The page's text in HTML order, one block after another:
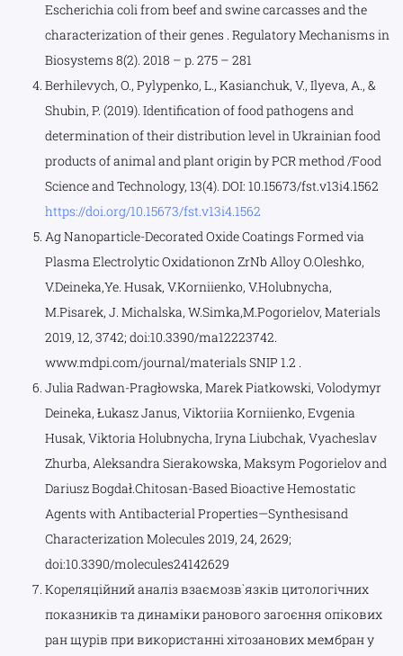
Escherichia coli from beef and swine carcasses and the
characterization of their genes . Regulatory Mechanisms in
Biosystems 8(2). 2018 – p. 275 – 281
Berhilevych, O., Pylypenko, L., Kasianchuk, V., Ilyeva, A., &
Shubin, P. (2019). Identification of food pathogens and
determination of their distribution level in Ukrainian food
products of animal and plant origin by PCR method /Food
Science and Technology, 13(4). DOI: 10.15673/fst.v13i4.1562
https://doi.org/10.15673/fst.v13i4.1562
Ag Nanoparticle-Decorated Oxide Coatings Formed via
Plasma Electrolytic Oxidationon ZrNb Alloy O.Oleshko,
V.Deineka,Ye. Husak, V.Korniienko, V.Holubnycha,
M.Pisarek, J. Michalska, W.Simka,M.Pogorielov, Materials
2019, 12, 3742; doi:10.3390/ma12223742.
www.mdpi.com/journal/materials SNIP 1.2 .
Julia Radwan-Pragłowska, Marek Piatkowski, Volodymyr
Deineka, Łukasz Janus, Viktoriia Korniienko, Evgenia
Husak, Viktoria Holubnycha, Iryna Liubchak, Vyacheslav
Zhurba, Aleksandra Sierakowska, Maksym Pogorielov and
Dariusz Bogdał.Chitosan-Based Bioactive Hemostatic
Agents with Antibacterial Properties—Synthesisand
Characterization Molecules 2019, 24, 2629;
doi:10.3390/molecules24142629
Кореляційний аналіз взаємозв`язків цитологічних
показників та динаміки ранового загоєння опікових
ран щурів при використанні хітозанових мембран у